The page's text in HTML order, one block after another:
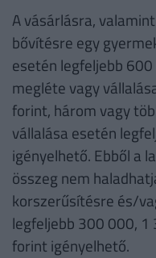
A vásárlásra,
bővítésre egy
esetén legfeljebb
megléte vagy
forint, három vagy
vállalása esetén
igényelhető. Ebből a
összeg nem
korszerűsítésre és/
legfeljebb 300 000,
forint igényelhető.